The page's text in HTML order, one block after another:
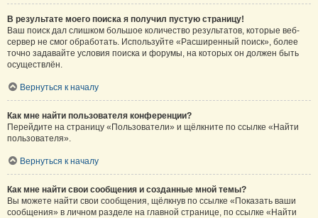
В результате моего поиска я получил пустую страницу!
Ваш поиск дал слишком большое количество результатов, которые веб-
сервер не смог обработать. Используйте «Расширенный поиск», более
точно задавайте условия поиска и форумы, на которых он должен быть
осуществлён.
Вернуться к началу
Как мне найти пользователя конференции?
Перейдите на страницу «Пользователи» и щёлкните по ссылке «Найти
пользователя».
Вернуться к началу
Как мне найти свои сообщения и созданные мной темы?
Вы можете найти свои сообщения, щёлкнув по ссылке «Показать ваши
сообщения» в личном разделе на главной странице, по ссылке «Найти